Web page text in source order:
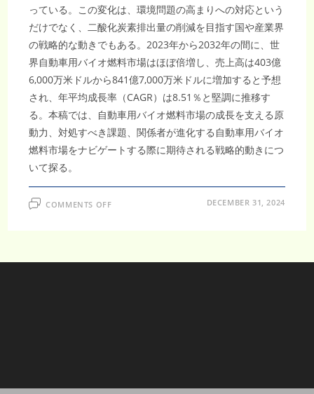
っている。この変化は、環境問題の高まりへの対応という
だけでなく、二酸化炭素排出量の削減を目指す国や産業界
の戦略的な動きでもある。2023年から2032年の間に、世
界自動車用バイオ燃料市場はほぼ倍増し、売上高は403億
6,000万米ドルから841億7,000万米ドルに増加すると予想
され、年平均成長率（CAGR）は8.51％と堅調に推移す
る。本稿では、自動車用バイオ燃料市場の成長を支える原
動力、対処すべき課題、関係者が進化する自動車用バイオ
燃料市場をナビゲートする際に期待される戦略的動きにつ
いて探る。
COMMENTS OFFON
バ
DECEMBER 31, 2024